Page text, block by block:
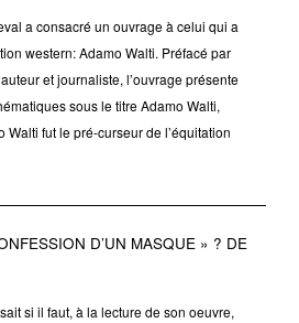
a consacré un ouvrage à celui qui a
western: Adamo Walti. Préfacé par
et journaliste, l’ouvrage présente
sous le titre Adamo Walti,
fut le pré-curseur de l’équitation
D’UN MASQUE » ? DE
si il faut, à la lecture de son oeuvre,